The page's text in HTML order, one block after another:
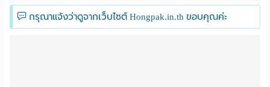
กรุณาแจ้งว่าดูจากเว็บไซต์ Hongpak.in.th ขอบคุณค่ะ